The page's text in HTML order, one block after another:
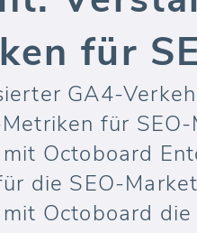
für
GA4-
für
Octoboard
die SEO-
Octoboard